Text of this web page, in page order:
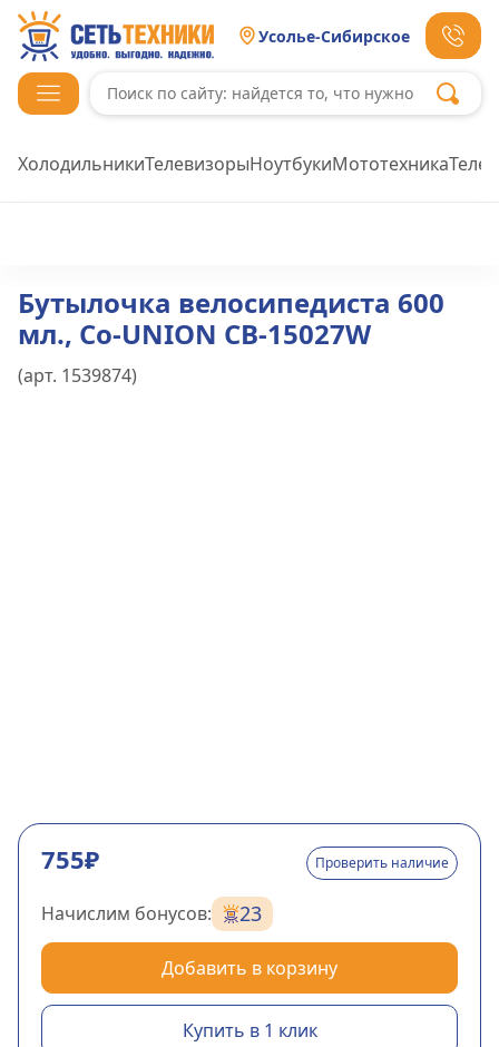
Усолье-Сибирское
ХолодильникиТелевизорыНоутбукиМототехника
Бутылочка велосипедиста 600
мл., Co-UNION CB-15027W
(арт. 1539874)
755₽ Проверить наличие
Начислим бонусов: 23
Добавить в корзину
Купить в 1 клик